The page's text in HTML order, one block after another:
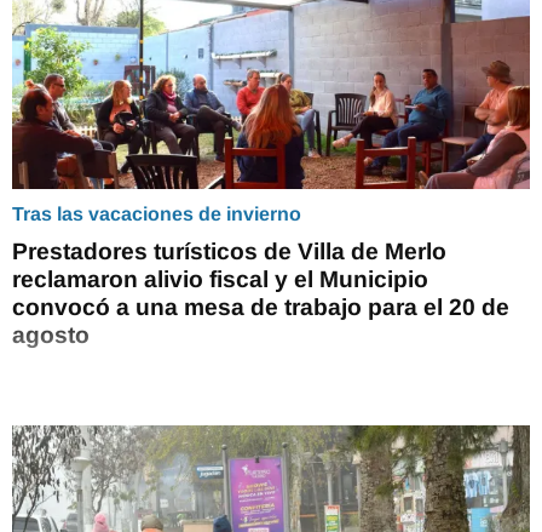
Tras las vacaciones de invierno
Prestadores turísticos de Villa de Merlo
reclamaron alivio fiscal y el Municipio
convocó a una mesa de trabajo para el 20 de
agosto